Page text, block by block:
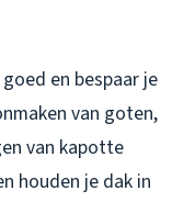
en bespaar je
van goten,
van kapotte
houden je dak in